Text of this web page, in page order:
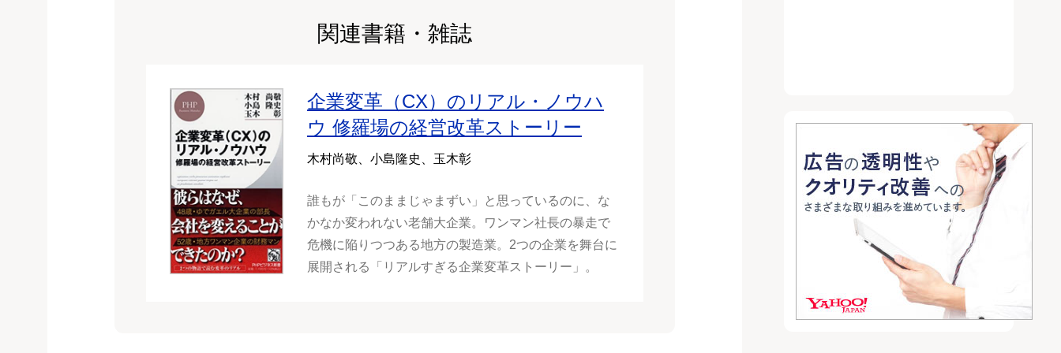
関連書籍・雑誌
企業変革（CX）のリアル・ノウハ
ウ 修羅場の経営改革ストーリー
木村尚敬、小島隆史、玉木彰
誰もが「このままじゃまずい」と思っているのに、な
かなか変われない老舗大企業。ワンマン社長の暴走で
危機に陥りつつある地方の製造業。2つの企業を舞台に
展開される「リアルすぎる企業変革ストーリー」。